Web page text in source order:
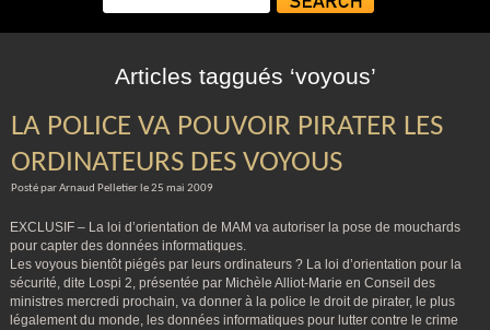
Articles taggués ‘voyous’
LA POLICE VA POUVOIR PIRATER LES
ORDINATEURS DES VOYOUS
Posté par Arnaud Pelletier le 25 mai 2009
EXCLUSIF – La loi d’orientation de MAM va autoriser la pose de mouchards
pour capter des données informatiques.
Les voyous bientôt piégés par leurs ordinateurs ? La loi d’orientation pour la
sécurité, dite Lospi 2, présentée par Michèle Alliot-Marie en Conseil des
ministres mercredi prochain, va donner à la police le droit de pirater, le plus
légalement du monde, les données informatiques pour lutter contre le crime